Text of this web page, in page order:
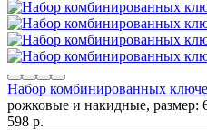
Набор комбинированных
рожковые и накидные, размер:
598 p.